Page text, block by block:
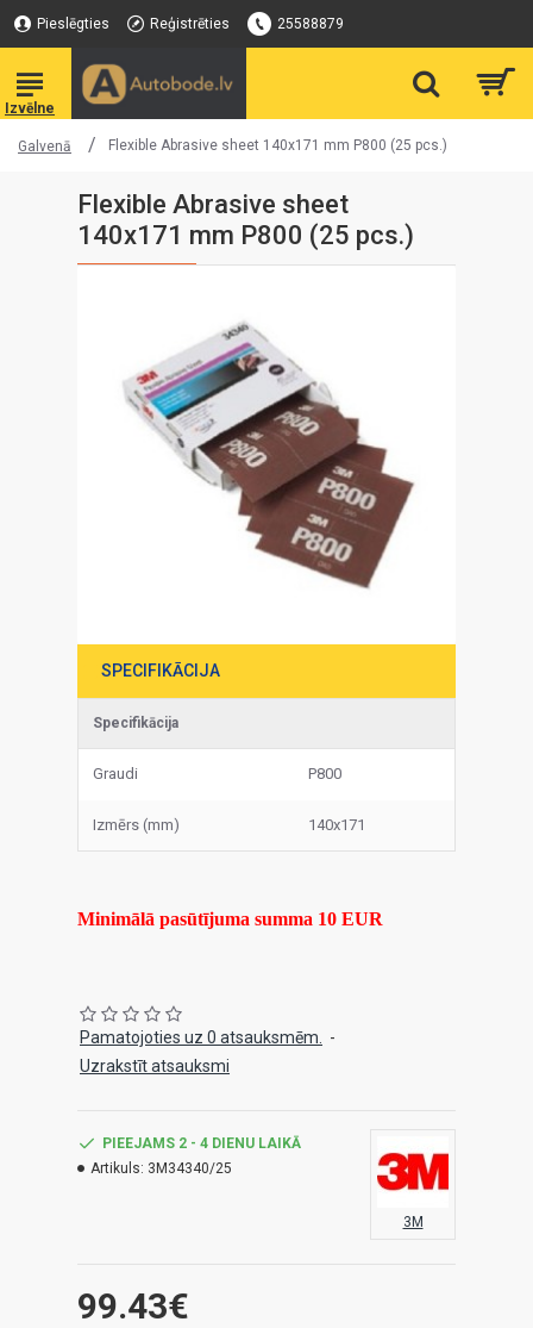
Pieslēgties Reģistrēties 25588879
Galvenā Flexible Abrasive sheet 140x171 mm P800 (25 pcs.)
Flexible Abrasive sheet
140x171 mm P800 (25 pcs.)
SPECIFIKĀCIJA
Specifikācija
Graudi P800
Izmērs (mm) 140x171
Minimālā pasūtījuma summa 10 EUR
Pamatojoties uz 0 atsauksmēm.
-
Uzrakstīt atsauksmi
99.43€
PIEEJAMS 2 - 4 DIENU LAIKĀ
Artikuls: 3M34340/25
3M